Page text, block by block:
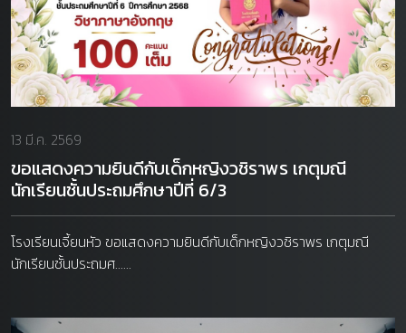
13 มี.ค. 2569
ขอแสดงความยินดีกับเด็กหญิงวชิราพร เกตุมณี
นักเรียนชั้นประถมศึกษาปีที่ 6/3
โรงเรียนเจี้ยนหัว ขอแสดงความยินดีกับเด็กหญิงวชิราพร เกตุมณี
นักเรียนชั้นประถมศ......